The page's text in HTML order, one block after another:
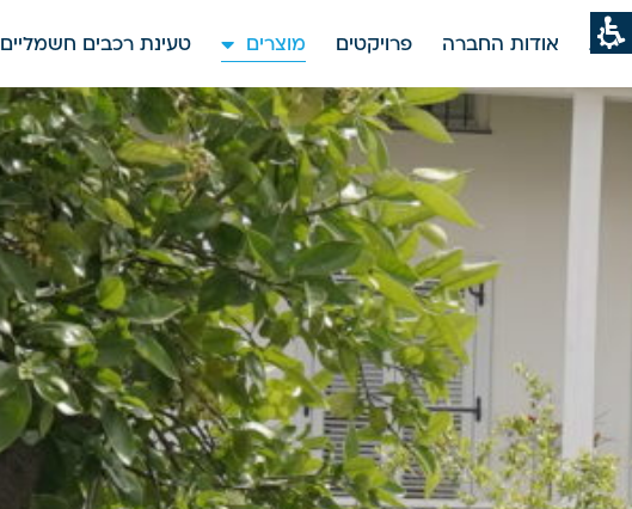
מוצרים
פרקומט
בית אודות החברה פרויקטים מוצרים טעינת רכבים חשמליים